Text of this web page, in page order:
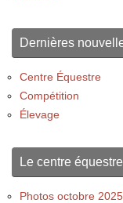
Dernières
Centre Équestre
Compétition
Élevage
Le centre équestre
Photos octobre 2025